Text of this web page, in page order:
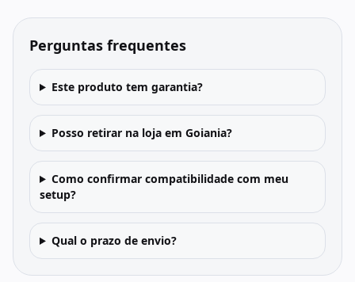
Perguntas frequentes
Este produto tem garantia?
Posso retirar na loja em Goiania?
Como confirmar compatibilidade com meu
setup?
Qual o prazo de envio?